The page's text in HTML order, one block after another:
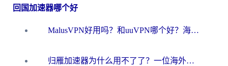
回国加速器哪个好
MalusVPN好用吗？和uuVPN哪个好？海外党无缝访问国内资源的真实对比与选择指南
归雁加速器为什么用不了了？一位海外游子的真实困惑与技术解答